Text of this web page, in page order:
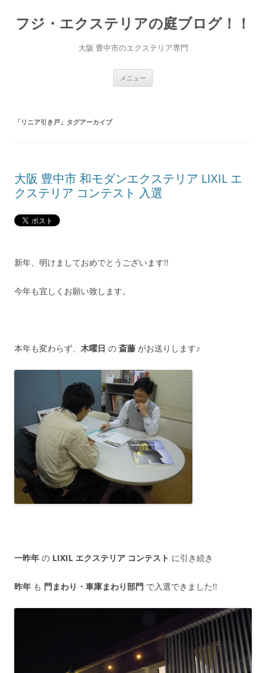
テ
ン
フジ・エクステリアの庭ブログ！！
大阪 豊中市のエクステリア専門
メニュー
「リニア引き戸 」タグアーカイブ
大阪 豊中市 和モダンエクステリア LIXIL エ
クステリア コンテスト 入選
新年、明けましておめでとうございます!!
今年も宜しくお願い致します。
本年も変わらず、 木曜日 の 斎藤 がお送りします♪
一昨年 の LIXIL エクステリア コンテスト に引き続き
昨年 も 門まわり・車庫まわり部門 で入選できました!!